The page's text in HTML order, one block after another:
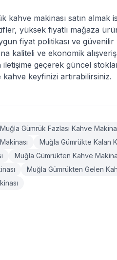
kahve makinası satın almak
yüksek fiyatlı mağaza
fiyat politikası ve güvenilir
kaliteli ve ekonomik
iletişime geçerek güncel
kahve keyfinizi artırabilirsiniz.
Muğla Gümrük Fazlası Kahve
Muğla Gümrükte Kalan
Muğla Gümrükten Kahve
Muğla Gümrükten Gelen